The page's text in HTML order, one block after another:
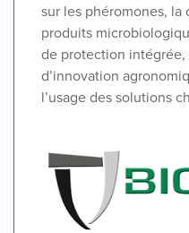
sur les phéromones,
produits
de protection
d’innovation
l’usage des solutions